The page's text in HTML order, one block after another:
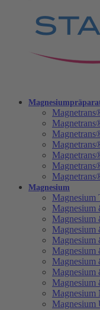
Magnesium
Magnesium
Magnesium
Magnesium
Magnesium
Magnesium
Magnesium
Magnesium
Magnesium
Magnesium
Magnesium
Magnesium